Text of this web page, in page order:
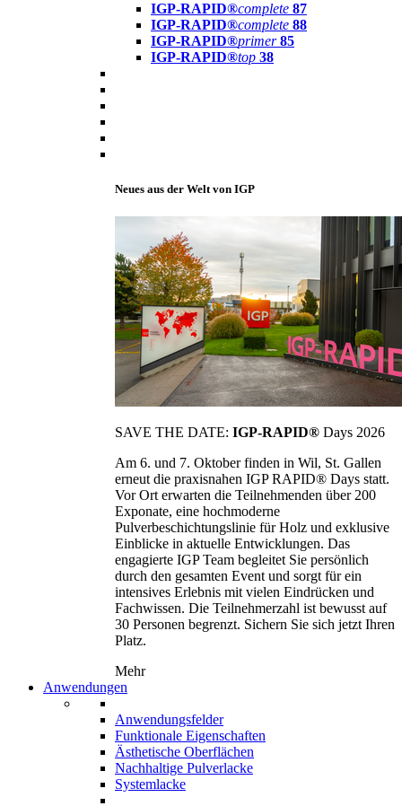
IGP-RAPID®complete 87
IGP-RAPID®complete 88
IGP-RAPID®primer 85
IGP-RAPID®top 38
Neues aus der Welt von IGP
SAVE THE DATE: IGP-RAPID® Days 2026
Am 6. und 7. Oktober finden in Wil, St. Gallen
erneut die praxisnahen IGP RAPID® Days statt.
Vor Ort erwarten die Teilnehmenden über 200
Exponate, eine hochmoderne
Pulverbeschichtungslinie für Holz und exklusive
Einblicke in aktuelle Entwicklungen. Das
engagierte IGP Team begleitet Sie persönlich
durch den gesamten Event und sorgt für ein
intensives Erlebnis mit vielen Eindrücken und
Fachwissen. Die Teilnehmerzahl ist bewusst auf
30 Personen begrenzt. Sichern Sie sich jetzt Ihren
Platz.
Mehr
Anwendungen
Anwendungsfelder
Funktionale Eigenschaften
Ästhetische Oberflächen
Nachhaltige Pulverlacke
Systemlacke